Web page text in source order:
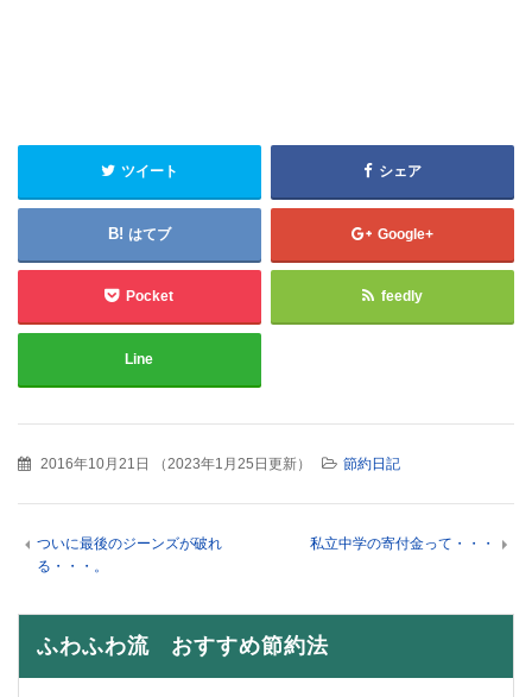
ツイート シェア
はてブ Google+
Pocket feedly
Line
2016年10月21日 （2023年1月25日更新） 節約日記
ついに最後のジーンズが破れ
る・・・。
私立中学の寄付金って・・・
ふわふわ流 おすすめ節約法